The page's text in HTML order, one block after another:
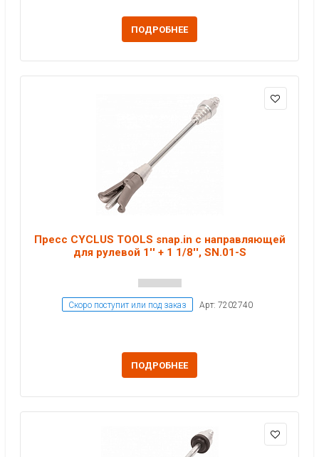
ПОДРОБНЕЕ
Пресс CYCLUS TOOLS snap.in с направляющей
для рулевой 1'' + 1 1/8'', SN.01-S
Скоро поступит или под заказ Арт: 7202740
ПОДРОБНЕЕ